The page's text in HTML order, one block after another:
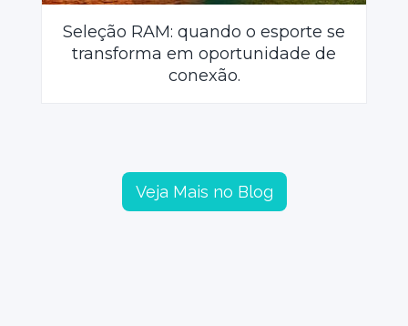
Seleção RAM: quando o esporte se
transforma em oportunidade de
conexão.
Veja Mais no Blog